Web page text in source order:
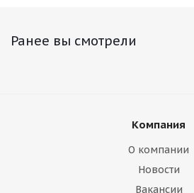
Ранее вы смотрели
Компания
О компании
Новости
Вакансии